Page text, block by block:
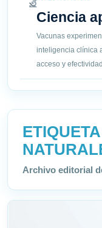
Ciencia
Vacunas
inteligencia clínica
acceso y
Archivo editorial